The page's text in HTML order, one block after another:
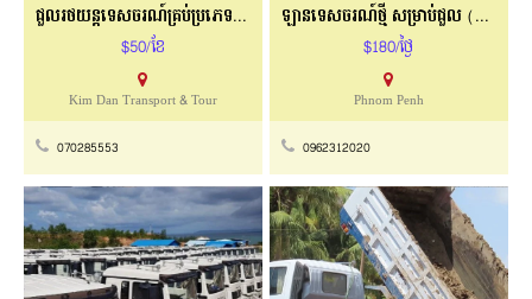
ជួលរថយន្តទេសចរណ៍គ្រប់ប្រភេទ Kim Dan Transport
$50/ខែ
Kim Dan Transport & Tour
070285553
ឡានទេសចរណ៍ថ្មី សម្រាប់ជួល (VIP 16កៅអី)
$180/ថ្ងៃ
Phnom Penh
0962312020